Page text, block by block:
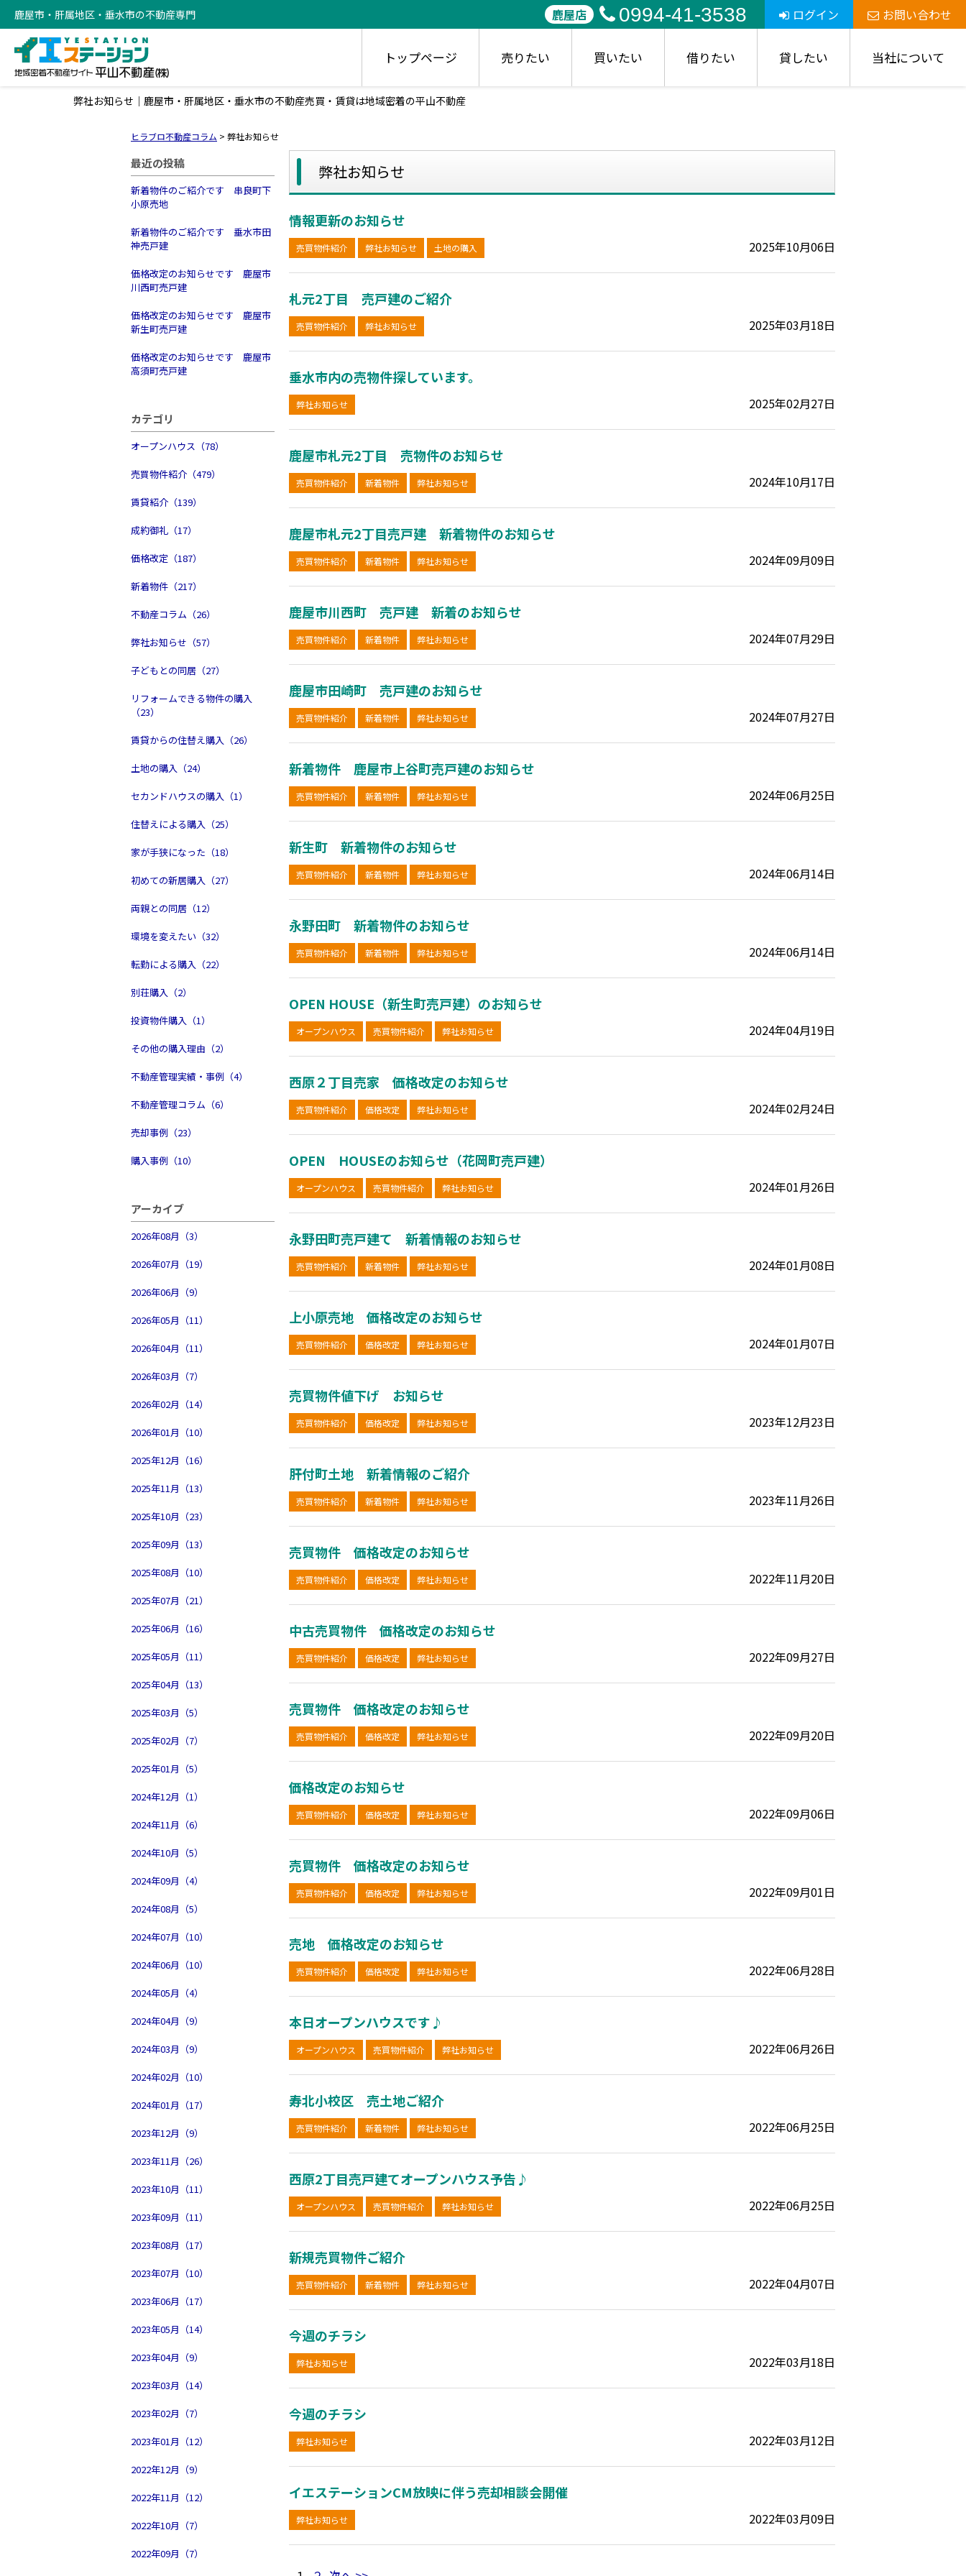
鹿屋市・肝属地区・垂水市の不動産専門 鹿屋店 0994-41-3538 ログイン お問い合わせ
トップページ 売りたい 買いたい 借りたい 貸したい 当社について
弊社お知らせ｜鹿屋市・肝属地区・垂水市の不動産売買・賃貸は地域密着の平山不動産
ヒラブロ不動産コラム > 弊社お知らせ
最近の投稿
新着物件のご紹介です 串良町下
小原売地
新着物件のご紹介です 垂水市田
神売戸建
価格改定のお知らせです 鹿屋市
川西町売戸建
価格改定のお知らせです 鹿屋市
新生町売戸建
価格改定のお知らせです 鹿屋市
高須町売戸建
カテゴリ
オープンハウス（78）
売買物件紹介（479）
賃貸紹介（139）
成約御礼（17）
価格改定（187）
新着物件（217）
不動産コラム（26）
弊社お知らせ（57）
子どもとの同居（27）
リフォームできる物件の購入
（23）
賃貸からの住替え購入（26）
土地の購入（24）
セカンドハウスの購入（1）
住替えによる購入（25）
家が手狭になった（18）
初めての新居購入（27）
両親との同居（12）
環境を変えたい（32）
転勤による購入（22）
別荘購入（2）
投資物件購入（1）
その他の購入理由（2）
不動産管理実績・事例（4）
不動産管理コラム（6）
売却事例（23）
購入事例（10）
アーカイブ
2026年08月（3）
2026年07月（19）
2026年06月（9）
2026年05月（11）
2026年04月（11）
2026年03月（7）
2026年02月（14）
2026年01月（10）
2025年12月（16）
2025年11月（13）
2025年10月（23）
2025年09月（13）
2025年08月（10）
2025年07月（21）
2025年06月（16）
2025年05月（11）
2025年04月（13）
2025年03月（5）
2025年02月（7）
2025年01月（5）
2024年12月（1）
2024年11月（6）
2024年10月（5）
2024年09月（4）
2024年08月（5）
2024年07月（10）
2024年06月（10）
2024年05月（4）
2024年04月（9）
2024年03月（9）
2024年02月（10）
2024年01月（17）
2023年12月（9）
2023年11月（26）
2023年10月（11）
2023年09月（11）
2023年08月（17）
2023年07月（10）
2023年06月（17）
2023年05月（14）
2023年04月（9）
2023年03月（14）
2023年02月（7）
2023年01月（12）
2022年12月（9）
2022年11月（12）
2022年10月（7）
2022年09月（7）
弊社お知らせ
情報更新のお知らせ
売買物件紹介 弊社お知らせ 土地の購入 2025年10月06日
札元2丁目 売戸建のご紹介
売買物件紹介 弊社お知らせ 2025年03月18日
垂水市内の売物件探しています。
弊社お知らせ 2025年02月27日
鹿屋市札元2丁目 売物件のお知らせ
売買物件紹介 新着物件 弊社お知らせ 2024年10月17日
鹿屋市札元2丁目売戸建 新着物件のお知らせ
売買物件紹介 新着物件 弊社お知らせ 2024年09月09日
鹿屋市川西町 売戸建 新着のお知らせ
売買物件紹介 新着物件 弊社お知らせ 2024年07月29日
鹿屋市田崎町 売戸建のお知らせ
売買物件紹介 新着物件 弊社お知らせ 2024年07月27日
新着物件 鹿屋市上谷町売戸建のお知らせ
売買物件紹介 新着物件 弊社お知らせ 2024年06月25日
新生町 新着物件のお知らせ
売買物件紹介 新着物件 弊社お知らせ 2024年06月14日
永野田町 新着物件のお知らせ
売買物件紹介 新着物件 弊社お知らせ 2024年06月14日
OPEN HOUSE（新生町売戸建）のお知らせ
オープンハウス 売買物件紹介 弊社お知らせ 2024年04月19日
西原２丁目売家 価格改定のお知らせ
売買物件紹介 価格改定 弊社お知らせ 2024年02月24日
OPEN HOUSEのお知らせ（花岡町売戸建）
オープンハウス 売買物件紹介 弊社お知らせ 2024年01月26日
永野田町売戸建て 新着情報のお知らせ
売買物件紹介 新着物件 弊社お知らせ 2024年01月08日
上小原売地 価格改定のお知らせ
売買物件紹介 価格改定 弊社お知らせ 2024年01月07日
売買物件値下げ お知らせ
売買物件紹介 価格改定 弊社お知らせ 2023年12月23日
肝付町土地 新着情報のご紹介
売買物件紹介 新着物件 弊社お知らせ 2023年11月26日
売買物件 価格改定のお知らせ
売買物件紹介 価格改定 弊社お知らせ 2022年11月20日
中古売買物件 価格改定のお知らせ
売買物件紹介 価格改定 弊社お知らせ 2022年09月27日
売買物件 価格改定のお知らせ
売買物件紹介 価格改定 弊社お知らせ 2022年09月20日
価格改定のお知らせ
売買物件紹介 価格改定 弊社お知らせ 2022年09月06日
売買物件 価格改定のお知らせ
売買物件紹介 価格改定 弊社お知らせ 2022年09月01日
売地 価格改定のお知らせ
売買物件紹介 価格改定 弊社お知らせ 2022年06月28日
本日オープンハウスです♪
オープンハウス 売買物件紹介 弊社お知らせ 2022年06月26日
寿北小校区 売土地ご紹介
売買物件紹介 新着物件 弊社お知らせ 2022年06月25日
西原2丁目売戸建てオープンハウス予告♪
オープンハウス 売買物件紹介 弊社お知らせ 2022年06月25日
新規売買物件ご紹介
売買物件紹介 新着物件 弊社お知らせ 2022年04月07日
今週のチラシ
弊社お知らせ 2022年03月18日
今週のチラシ
弊社お知らせ 2022年03月12日
イエステーションCM放映に伴う売却相談会開催
弊社お知らせ 2022年03月09日